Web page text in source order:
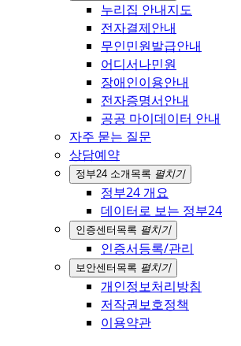
누리집 안내지도
전자결제안내
무인민원발급안내
어디서나민원
장애인이용안내
전자증명서안내
공공 마이데이터 안내
자주 묻는 질문
상담예약
정부24 소개 목록 펼치기
정부24 개요
데이터로 보는 정부24
인증센터 목록 펼치기
인증서등록/관리
보안센터 목록 펼치기
개인정보처리방침
저작권보호정책
이용약관